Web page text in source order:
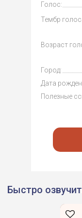
Голос:
Тембр
Возраст
Город:
Дата
Полезные
Быстро